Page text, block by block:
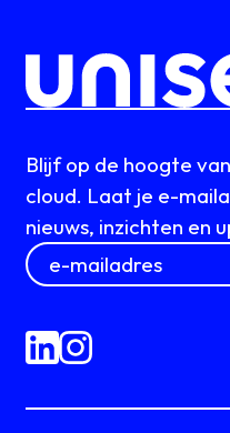
Blijf op de hoogte
cloud. Laat je e-
nieuws, inzichten en